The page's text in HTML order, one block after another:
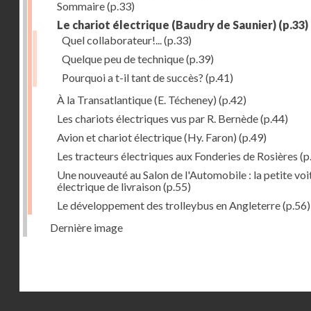
Sommaire(p.33)
Le chariot électrique (Baudry de Saunier) (p.33)
Quel collaborateur!...
(p.33)
Quelque peu de technique(p.39)
Pourquoi a t-il tant de succès? (p.41)
À la Transatlantique (E. Técheney) (p.42)
Les chariots électriques vus par R. Bernède(p.44)
Avion et chariot électrique (Hy. Faron) (p.49)
Les tracteurs électriques aux Fonderies de Rosières
Une nouveauté au Salon de l'Automobile : la petite
électrique de livraison(p.55)
Le développement des trolleybus en Angleterre(p.56)
Dernière image